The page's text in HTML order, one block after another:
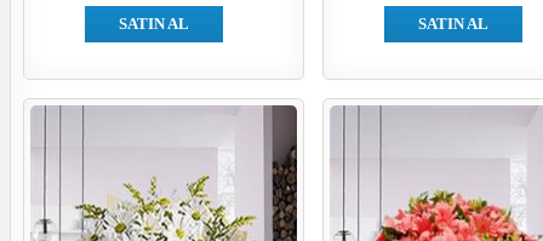
SATIN AL
SATIN AL